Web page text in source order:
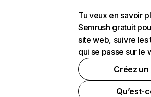
Tu veux en savoir
Semrush gratuit
site web, suivre
qui se passe sur le
Créez
Qu’est-